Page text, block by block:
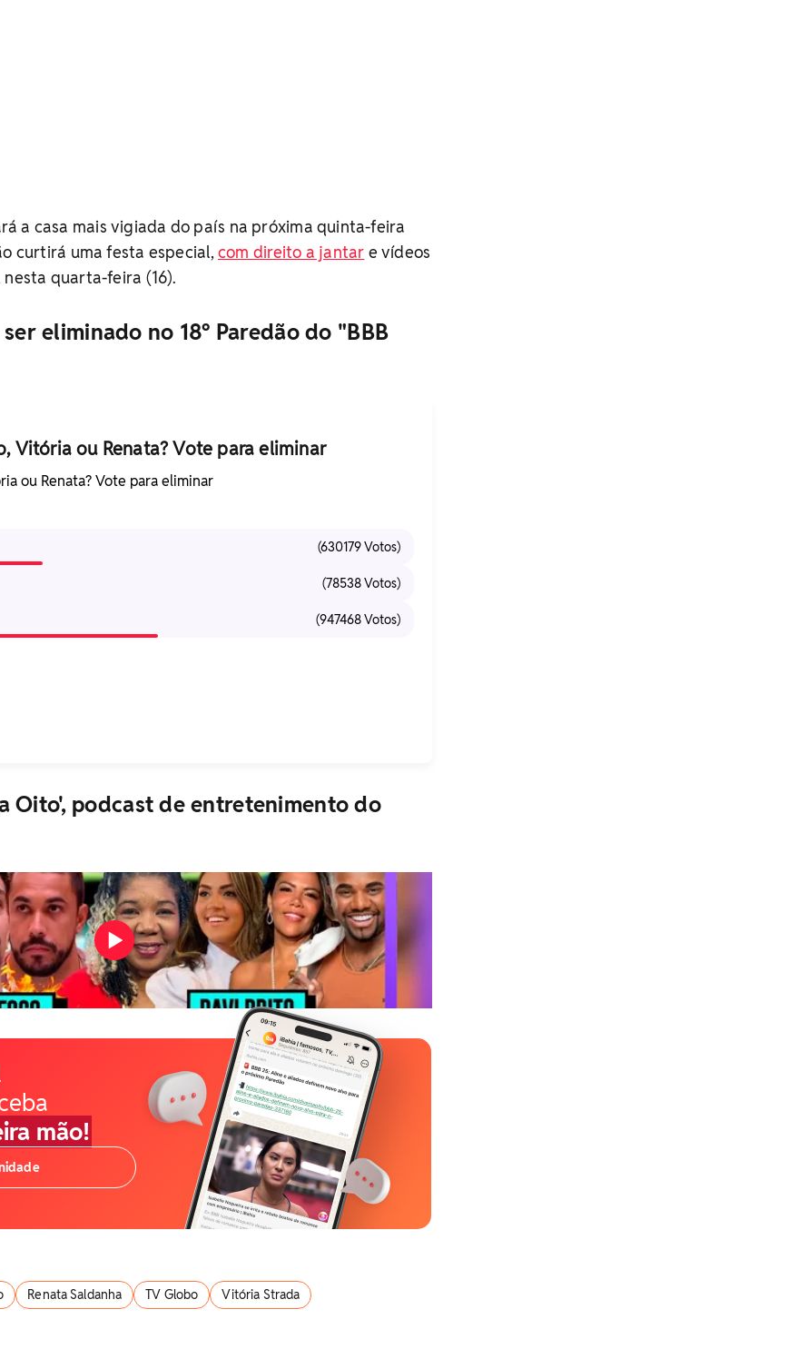
a casa mais vigiada do país na próxima quinta-feira
curtirá uma festa especial,com direito a jantar e vídeos
quarta-feira (16).
eliminado no 18º Paredão do "BBB
Vitória ou Renata? Vote para eliminar
ou Renata? Vote para eliminar
(630179 Votos)
(78538 Votos)
(947468 Votos)
Oito', podcast de entretenimento do
mão!
Renata Saldanha TV Globo Vitória Strada